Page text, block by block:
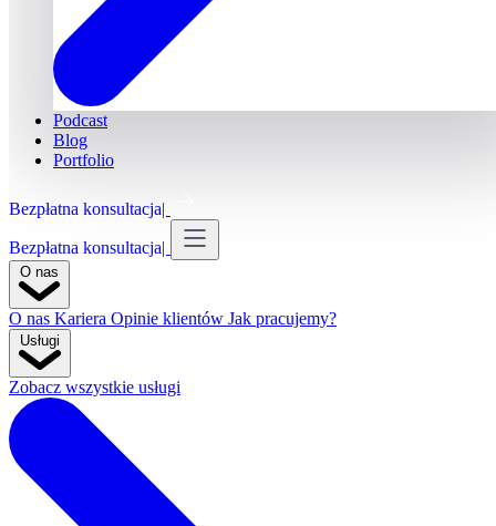
Podcast
Blog
Portfolio
Bezpłatna konsultacja
Bezpłatna konsultacja
O nas Kariera Opinie klientów Jak pracujemy?
Zobacz wszystkie usługi